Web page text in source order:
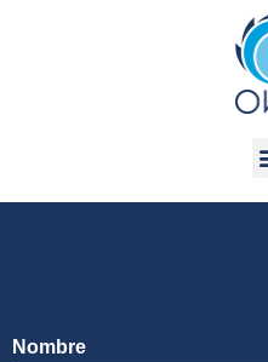
Nombre